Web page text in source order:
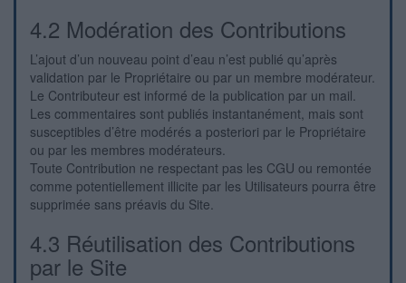
4.2 Modération des Contributions
L’ajout d’un nouveau point d’eau n’est publié qu’après
validation par le Propriétaire ou par un membre modérateur.
Le Contributeur est informé de la publication par un mail.
Les commentaires sont publiés instantanément, mais sont
susceptibles d’être modérés a posteriori par le Propriétaire
ou par les membres modérateurs.
Toute Contribution ne respectant pas les CGU ou remontée
comme potentiellement illicite par les Utilisateurs pourra être
supprimée sans préavis du Site.
4.3 Réutilisation des Contributions
par le Site